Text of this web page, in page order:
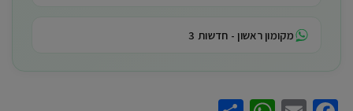
מקומון ראשון - חדשות 3